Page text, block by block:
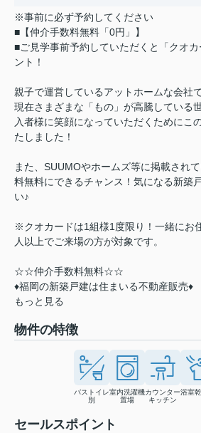
※事前に必ず予約してください
■【仲介手数料無料「0円」】
■ご見学事前予約していただくと「クオ
ント！
親子で運営しているアットホームな会社
現在さまざまな「もの」が高騰している
入者様に笑顔になっていただくためにこ
たしました！
また、SUUMOやホームズ等に掲載され
料無料にできるチャンス！気になる新築
い♪
※クオカードは1組様1度限り！一緒にお
人以上でご来場の方が対象です。
☆☆仲介手数料無料☆☆
♦福岡の新築戸建は住まいる不動産販売♦
もっと見る
物件の特徴
バストイレ
別
室内洗濯機
置場
カウンター
キッチン
浴室
セールスポイント